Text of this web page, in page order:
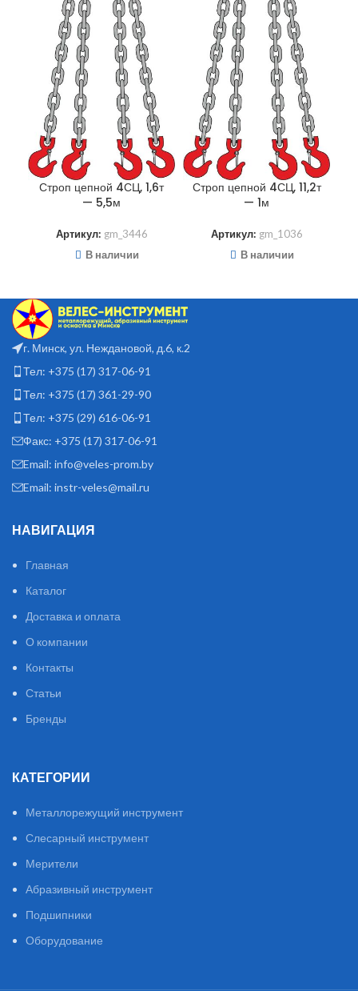
Строп цепной 4СЦ, 1,6т
— 5,5м
Артикул: gm_3446
В наличии
Строп цепной 4СЦ, 11,2т
— 1м
Артикул: gm_1036
В наличии
г. Минск, ул. Неждановой, д.6, к.2
Тел: +375 (17) 317-06-91
Тел: +375 (17) 361-29-90
Тел: +375 (29) 616-06-91
Факс: +375 (17) 317-06-91
Email: info@veles-prom.by
Email: instr-veles@mail.ru
НАВИГАЦИЯ
Главная
Каталог
Доставка и оплата
О компании
Контакты
Статьи
Бренды
КАТЕГОРИИ
Металлорежущий инструмент
Слесарный инструмент
Мерители
Абразивный инструмент
Подшипники
Оборудование